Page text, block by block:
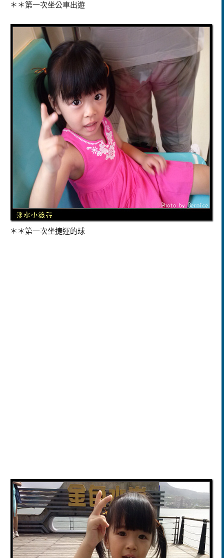
＊＊第一次坐公車出遊
＊＊第一次坐捷運的球